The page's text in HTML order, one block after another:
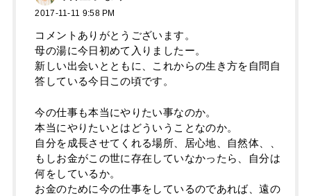
2017-11-11 9:58 PM
コメントありがとうございます。
母の湯に今日初めて入りましたー。
新しい出会いとともに、これからの生き方を自問自
答している今日この頃です。
今の仕事も本当にやりたい事なのか。
本当にやりたいとはどういうことなのか。
自分を成長させてくれる場所、居心地、自然体、、
もしお金がこの世に存在していなかったら、自分は
何をしているか。
お金のために今の仕事をしているのであれば、遠の